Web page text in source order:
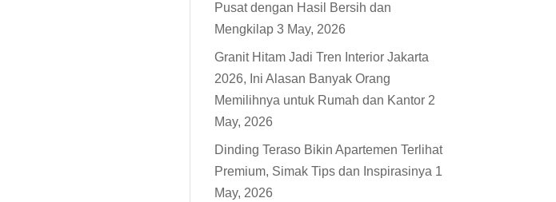
Pusat dengan Hasil Bersih dan
Mengkilap 3 May, 2026
Granit Hitam Jadi Tren Interior Jakarta
2026, Ini Alasan Banyak Orang
Memilihnya untuk Rumah dan Kantor 2
May, 2026
Dinding Teraso Bikin Apartemen Terlihat
Premium, Simak Tips dan Inspirasinya 1
May, 2026